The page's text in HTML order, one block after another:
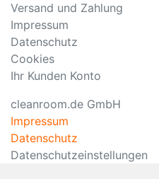
Versand und Zahlung
Impressum
Datenschutz
Cookies
Ihr Kunden Konto
cleanroom.de GmbH
Impressum
Datenschutz
Datenschutzeinstellungen